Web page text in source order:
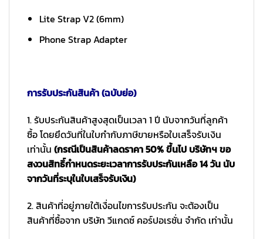
Lite Strap V2 (6mm)
Phone Strap Adapter
การรับประกันสินค้า (ฉบับย่อ)
1. รับประกันสินค้าสูงสุดเป็นเวลา 1 ปี นับจากวันที่ลูกค้า
ซื้อ โดยยึดวันที่ในใบกำกับภาษีขายหรือใบเสร็จรับเงิน
เท่านั้น (กรณีเป็นสินค้าลดราคา 50% ขึ้นไป บริษัทฯ ขอ
สงวนสิทธิ์กำหนดระยะเวลาการรับประกันเหลือ 14 วัน นับ
จากวันที่ระบุในใบเสร็จรับเงิน)
2. สินค้าที่อยู่ภายใต้เงื่อนไขการรับประกัน จะต้องเป็น
สินค้าที่ซื้อจาก บริษัท วีแกดซ์ คอร์ปอเรชั่น จำกัด เท่านั้น